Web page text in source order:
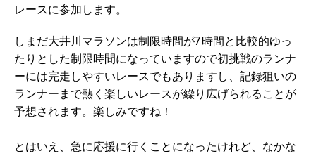
レースに参加します。
しまだ大井川マラソンは制限時間が7時間と比較的ゆっ
たりとした制限時間になっていますので初挑戦のランナ
ーには完走しやすいレースでもありますし、記録狙いの
ランナーまで熱く楽しいレースが繰り広げられることが
予想されます。楽しみですね！
とはいえ、急に応援に行くことになったけれど、なかな